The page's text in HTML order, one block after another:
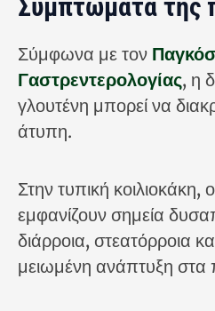
Συμπτώματα της
Σύμφωνα με τον
Γαστρεντερολογίας, η
γλουτένη μπορεί να
άτυπη.
Στην τυπική κοιλιοκάκη,
εμφανίζουν σημεία
διάρροια, στεατόρροια
μειωμένη ανάπτυξη στα